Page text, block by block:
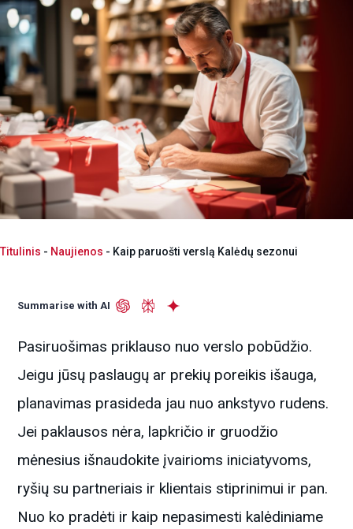
Titulinis - Naujienos - Kaip paruošti verslą Kalėdų sezonui
Summarise with AI
Pasiruošimas priklauso nuo verslo pobūdžio.
Jeigu jūsų paslaugų ar prekių poreikis išauga,
planavimas prasideda jau nuo ankstyvo rudens.
Jei paklausos nėra, lapkričio ir gruodžio
mėnesius išnaudokite įvairioms iniciatyvoms,
ryšių su partneriais ir klientais stiprinimui ir pan.
Nuo ko pradėti ir kaip nepasimesti kalėdiniame